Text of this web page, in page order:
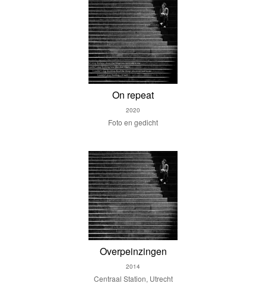
On repeat
2020
Foto en gedicht
Overpeinzingen
2014
Centraal Station, Utrecht